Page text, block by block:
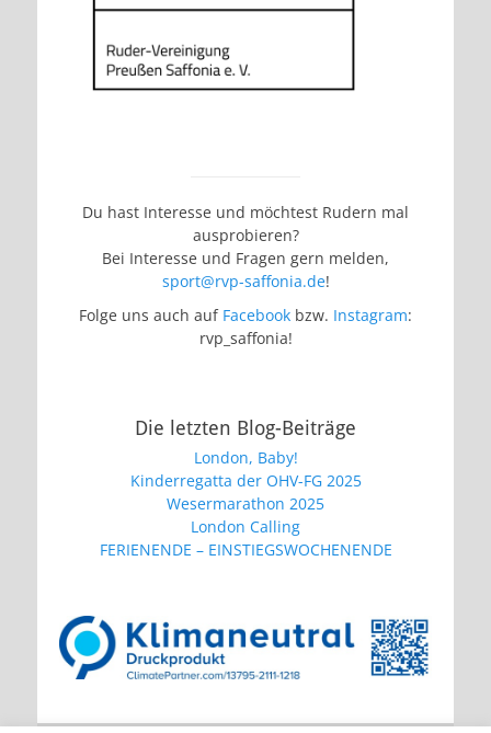
Du hast Interesse und möchtest Rudern mal
ausprobieren?
Bei Interesse und Fragen gern melden,
sport@rvp-saffonia.de!
Folge uns auch auf Facebook bzw. Instagram:
rvp_saffonia!
Die letzten Blog-Beiträge
London, Baby!
Kinderregatta der OHV-FG 2025
Wesermarathon 2025
London Calling
FERIENENDE – EINSTIEGSWOCHENENDE